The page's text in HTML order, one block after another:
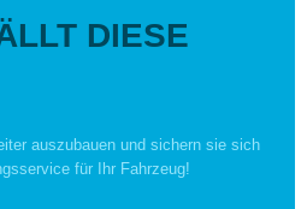
DIESE
auszubauen und sichern sie sich
für Ihr Fahrzeug!